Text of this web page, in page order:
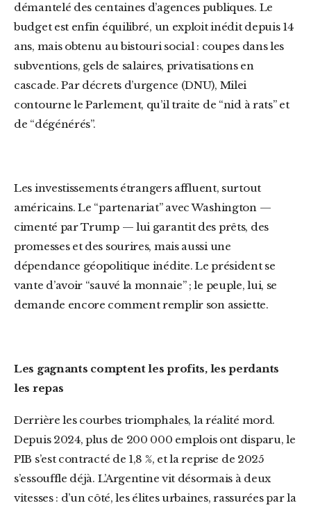
démantelé des centaines d’agences publiques. Le
budget est enfin équilibré, un exploit inédit depuis 14
ans, mais obtenu au bistouri social : coupes dans les
subventions, gels de salaires, privatisations en
cascade. Par décrets d’urgence (DNU), Milei
contourne le Parlement, qu’il traite de “nid à rats” et
de “dégénérés”.
Les investissements étrangers affluent, surtout
américains. Le “partenariat” avec Washington —
cimenté par Trump — lui garantit des prêts, des
promesses et des sourires, mais aussi une
dépendance géopolitique inédite. Le président se
vante d’avoir “sauvé la monnaie” ; le peuple, lui, se
demande encore comment remplir son assiette.
Les gagnants comptent les profits, les perdants
les repas
Derrière les courbes triomphales, la réalité mord.
Depuis 2024, plus de 200 000 emplois ont disparu, le
PIB s’est contracté de 1,8 %, et la reprise de 2025
s’essouffle déjà. L’Argentine vit désormais à deux
vitesses : d’un côté, les élites urbaines, rassurées par la